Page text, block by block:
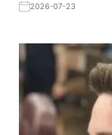
2026-07-23